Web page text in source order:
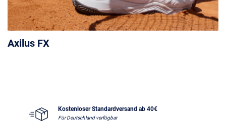
Axilus FX
Kostenloser Standardversand ab 40€
Für Deutschland verfügbar